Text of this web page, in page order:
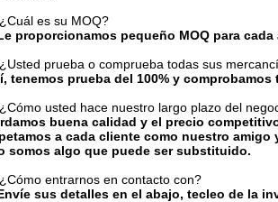
es su MOQ?
proporcionamos pequeño MOQ para
prueba o comprueba todas sus
tenemos prueba del 100% y
usted hace nuestro largo plazo del
buena calidad y el precio
a cada cliente como nuestro
somos algo que puede ser substituido.
entrarnos en contacto con?
sus detalles en el abajo, tecleo de la